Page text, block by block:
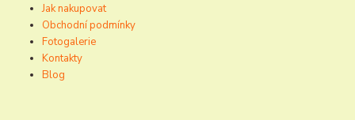
Jak nakupovat
Obchodní podmínky
Fotogalerie
Kontakty
Blog